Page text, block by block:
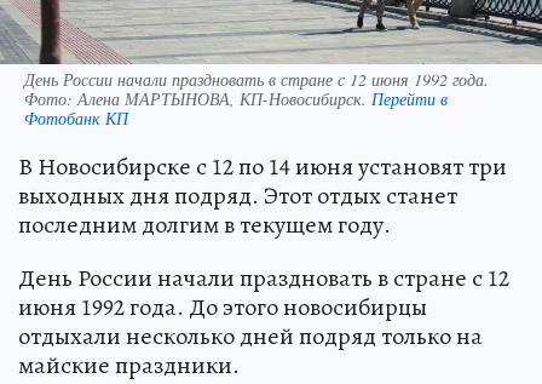
День России начали праздновать в стране с 12 июня 1992 года.
Фото:Алена МАРТЫНОВА, КП-Новосибирск. Перейти в
Фотобанк КП
В Новосибирске с 12 по 14 июня установят три
выходных дня подряд. Этот отдых станет
последним долгим в текущем году.
День России начали праздновать в стране с 12
июня 1992 года. До этого новосибирцы
отдыхали несколько дней подряд только на
майские праздники.